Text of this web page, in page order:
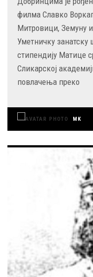
филма Славко
Митровици, Земуну и
Уметничку занатску
стипендију Матице
Сликарској
повлачења преко
MK